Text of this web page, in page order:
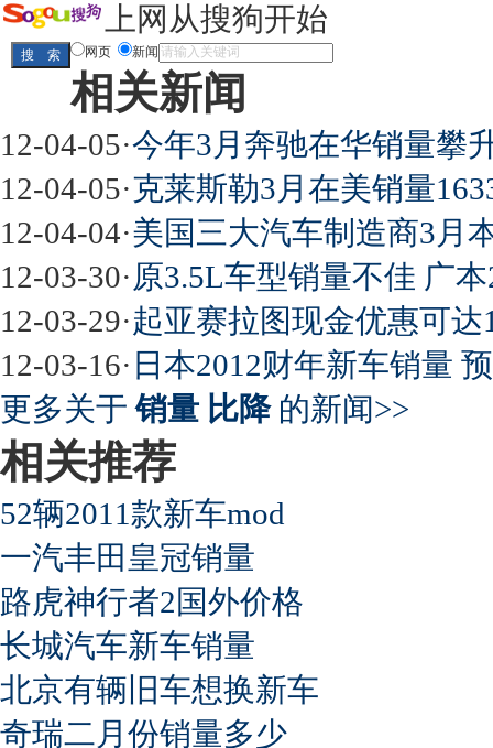
上网从搜狗开始
网页 新闻
相关新闻
12-04-05·今年3月奔驰在华销量攀
12-04-05·克莱斯勒3月在美销量
12-04-04·美国三大汽车制造商3月
12-03-30·原3.5L车型销量不佳 广
12-03-29·起亚赛拉图现金优惠可
12-03-16· 日本2012财年新车销量
更多关于销量 比降的新闻>>
相关推荐
52辆2011款新车mod
一汽丰田皇冠销量
路虎神行者2国外价格
长城汽车新车销量
北京有辆旧车想换新车
奇瑞二月份销量多少